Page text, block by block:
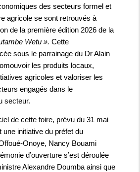
des secteurs formel et
agricole se sont retrouvés à
de la première édition 2026 de la
Wetu ». Cette
sous le parrainage du Dr Alain
les produits locaux,
agricoles et valoriser les
engagés dans le
secteur.
de cette foire, prévu du 31 mai
une initiative du préfet du
Onoye, Nancy Bouami
d’ouverture s’est déroulée
Alexandre Doumba ainsi que